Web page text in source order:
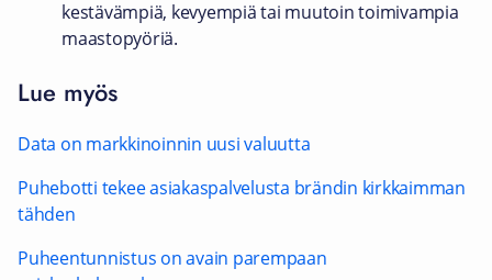
kestävämpiä, kevyempiä tai muutoin toimivampia
maastopyöriä.
Lue myös
Data on markkinoinnin uusi valuutta
Puhebotti tekee asiakaspalvelusta brändin kirkkaimman
tähden
Puheentunnistus on avain parempaan